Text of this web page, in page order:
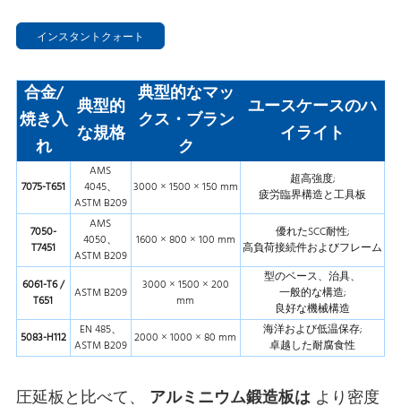
インスタントクォート
合金/
焼き入
れ
典型的
な規格
典型的なマッ
クス・ブラン
ク
ユースケースのハ
イライト
7075-T651
AMS
4045、
ASTM B209
3000 × 1500 × 150 mm
超高強度;
疲労臨界構造と工具板
7050-
T7451
AMS
4050、
ASTM B209
1600 × 800 × 100 mm
優れたSCC耐性;
高負荷接続件およびフレーム
6061-T6 /
T651
ASTM B209
3000 × 1500 × 200
mm
型のベース、治具、
一般的な構造;
良好な機械構造
5083-H112
EN 485、
ASTM B209 2000 × 1000 × 80 mm
海洋および低温保存;
卓越した耐腐食性
圧延板と比べて、 アルミニウム鍛造板はより密度